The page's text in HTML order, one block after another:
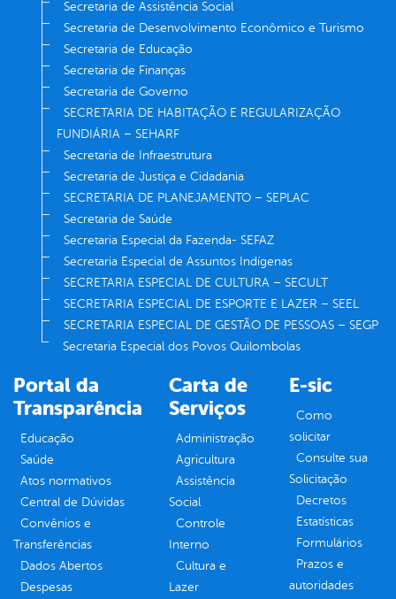
Secretaria de Assistência Social
Secretaria de Desenvolvimento Econômico e Turismo
Secretaria de Educação
Secretaria de Finanças
Secretaria de Governo
SECRETARIA DE HABITAÇÃO E REGULARIZAÇÃO
FUNDIÁRIA – SEHARF
Secretaria de Infraestrutura
Secretaria de Justiça e Cidadania
SECRETARIA DE PLANEJAMENTO – SEPLAC
Secretaria de Saúde
Secretaria Especial da Fazenda- SEFAZ
Secretaria Especial de Assuntos Indígenas
SECRETARIA ESPECIAL DE CULTURA – SECULT
SECRETARIA ESPECIAL DE ESPORTE E LAZER – SEEL
SECRETARIA ESPECIAL DE GESTÃO DE PESSOAS – SEGP
Secretaria Especial dos Povos Quilombolas
Portal da
Transparência
Educação
Saúde
Atos normativos
Central de Dúvidas
Convênios e
Transferências
Dados Abertos
Despesas
Carta de
Serviços
Administração
Agricultura
Assistência
Social
Controle
Interno
Cultura e
Lazer
E-sic
Como
solicitar
Consulte sua
Solicitação
Decretos
Estatísticas
Formulários
Prazos e
autoridades